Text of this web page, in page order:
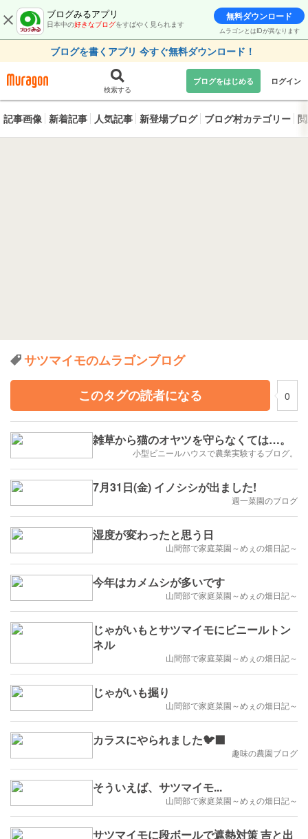
ブログみるアプリ
日本中の好きなブログをすばやく見られます
無料ダウンロード
ムラゴンとはIDが異なります
ブログを書くアプリ 今すぐ無料ダウンロード！
検索する
ブログをはじめる ログイン
記事画像 新着記事 人気記事 新登場ブログ ブログ村カテゴリー
サツマイモのムラゴンブログ
このタグの読者になる
0
雑草から猫のオヤツを守らなくては…。
小型ビニールハウスで農業実験するブログ。
7月31日(金) イノシシが出ました!
週一菜園のブログ
湿度が変わったと思う日
山間部で家庭菜園～めぇの畑日記～
今年はカメムシが多いです
山間部で家庭菜園～めぇの畑日記～
じゃがいもとサツマイモにビニールトン
ネル
山間部で家庭菜園～めぇの畑日記～
じゃがいも掘り
山間部で家庭菜園～めぇの畑日記～
カラスにやられました🐦‍⬛
趣味の農園ブログ
そういえば、サツマイモ...
山間部で家庭菜園～めぇの畑日記～
サツマイモに段ボールで遮熱対策 吉と出